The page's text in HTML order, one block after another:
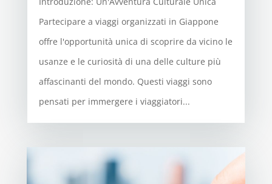
Partecipare a viaggi organizzati in Giappone
offre l'opportunità unica di scoprire da vicino le
usanze e le curiosità di una delle culture più
affascinanti del mondo. Questi viaggi sono
pensati per immergere i viaggiatori...